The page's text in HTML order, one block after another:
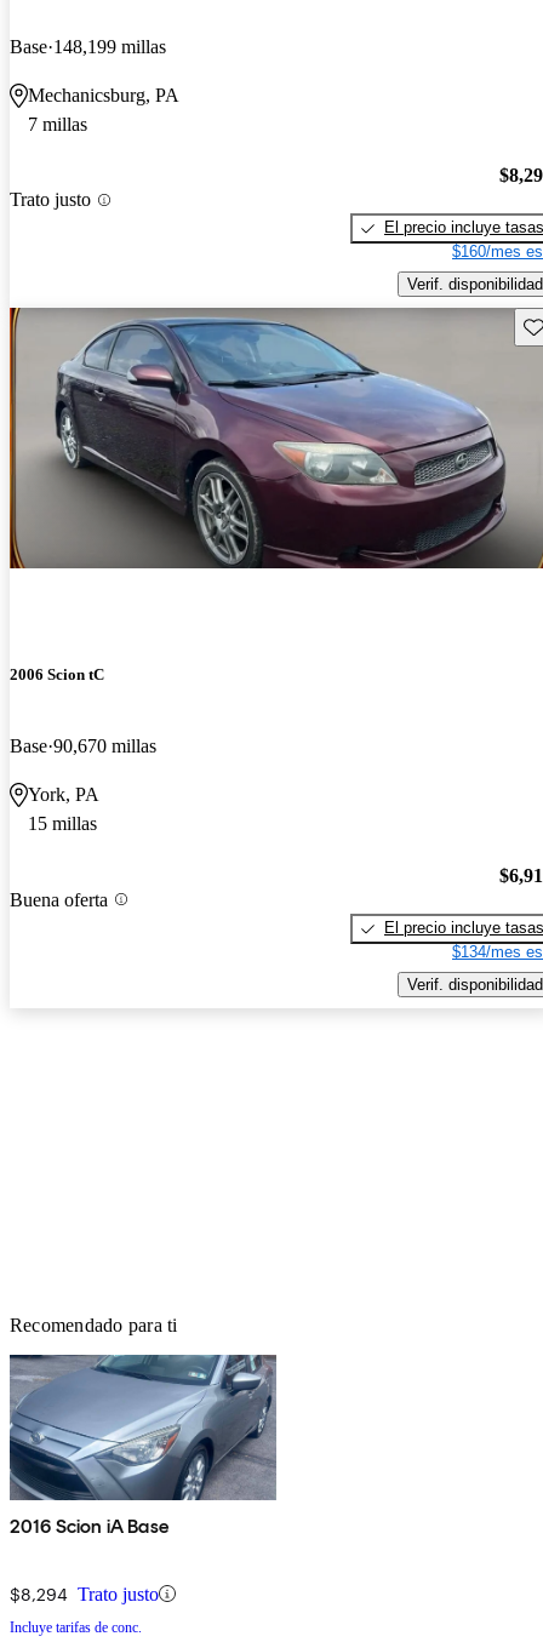
Base 148,199 millas
Mechanicsburg, PA
7 millas
Trato justo
El precio incluye tasas
$160/mes
Verif. disponibilidad
2006 Scion tC
Base 90,670 millas
York, PA
15 millas
Buena oferta
El precio incluye tasas
$134/mes
Verif. disponibilidad
Recomendado para ti
2016 Scion iA Base
$8,294 Trato justo
Incluye tarifas de conc.